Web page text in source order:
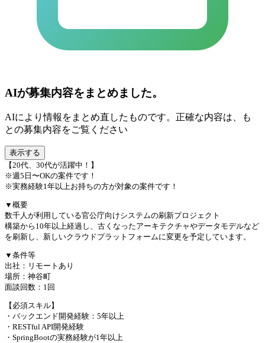
AIが募集内容をまとめました。
AIにより情報をまとめ直したものです。正確な内容は、も
との募集内容をご覧ください
表示する
【20代、30代が活躍中！】
※週5日〜OKの案件です！
※実務経験1年以上お持ちの方が対象の案件です！
▼概要
数千人が利用している官公庁向けシステムの刷新プロジェクト
構築から10年以上経過し、古くなったアーキテクチャやデータモデルなど
を刷新し、新しいクラウドプラットフォームに変更を予定しています。
▼条件等
出社：リモートあり
場所：神谷町
面談回数：1回
【必須スキル】
・バックエンド開発経験：5年以上
・RESTful API開発経験
・SpringBootの実務経験が1年以上